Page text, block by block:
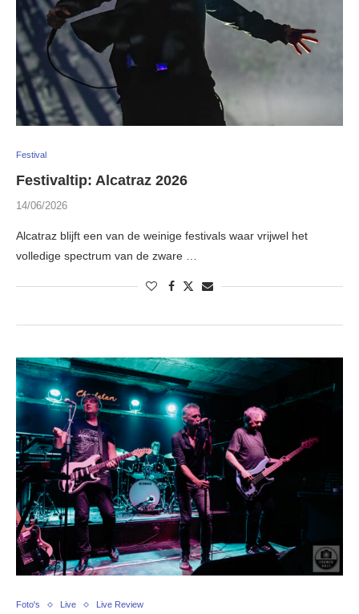
Festival
Festivaltip: Alcatraz 2026
14/06/2026
Alcatraz blijft een van de weinige festivals waar vrijwel het
volledige spectrum van de zware …
Foto's Live Live Review